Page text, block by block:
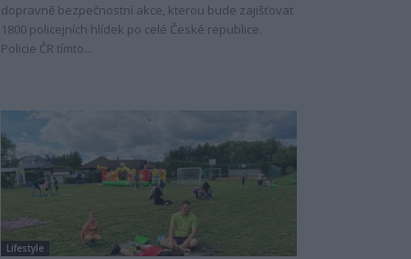
dopravně bezpečnostní akce, kterou bude zajišťovat
1800 policejních hlídek po celé České republice.
Policie ČR tímto...
Lifestyle